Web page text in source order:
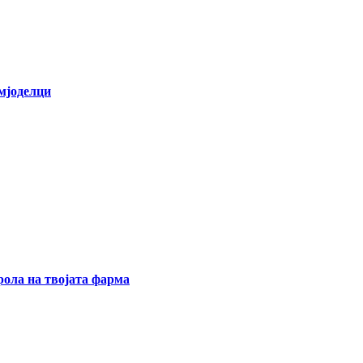
на твојата фарма